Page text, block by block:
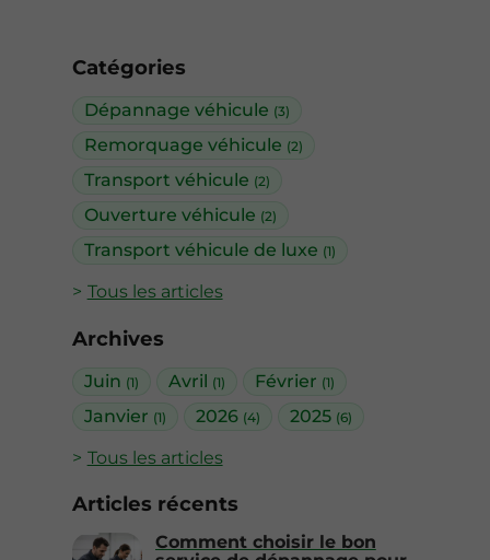
Catégories
Dépannage véhicule (3)
Remorquage véhicule (2)
Transport véhicule (2)
Ouverture véhicule (2)
Transport véhicule de luxe (1)
Tous les articles
Archives
Juin (1) Avril (1) Février (1)
Janvier (1) 2026 (4) 2025 (6)
Tous les articles
Articles récents
Comment choisir le bon